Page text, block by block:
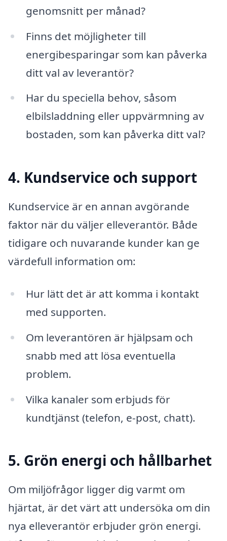
genomsnitt per månad?
Finns det möjligheter till
energibesparingar som kan påverka
ditt val av leverantör?
Har du speciella behov, såsom
elbilsladdning eller uppvärmning av
bostaden, som kan påverka ditt val?
4. Kundservice och support
Kundservice är en annan avgörande
faktor när du väljer elleverantör. Både
tidigare och nuvarande kunder kan ge
värdefull information om:
Hur lätt det är att komma i kontakt
med supporten.
Om leverantören är hjälpsam och
snabb med att lösa eventuella
problem.
Vilka kanaler som erbjuds för
kundtjänst (telefon, e-post, chatt).
5. Grön energi och hållbarhet
Om miljöfrågor ligger dig varmt om
hjärtat, är det värt att undersöka om din
nya elleverantör erbjuder grön energi.